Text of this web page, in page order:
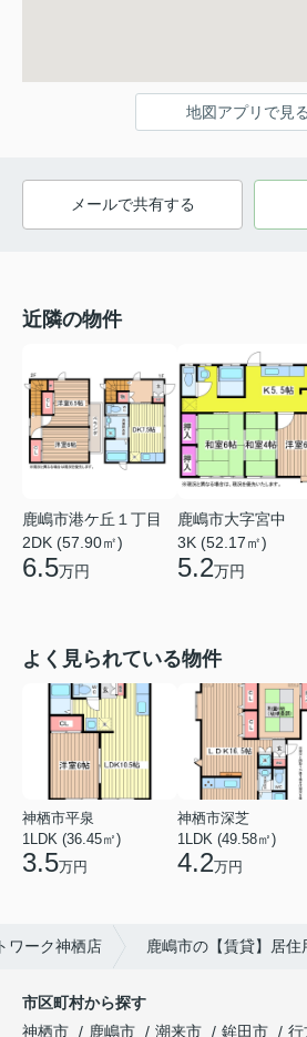
地図アプリで見る
メールで共有する
近隣の物件
鹿嶋市港ケ丘１丁目
2DK (57.90㎡)
6.5万円
鹿嶋市大字宮中
3K (52.17㎡)
5.2万円
よく見られている物件
神栖市平泉
1LDK (36.45㎡)
3.5万円
神栖市深芝
1LDK (49.58㎡)
4.2万円
ワーク神栖店 鹿嶋市の【賃貸】居住
市区町村から探す
神栖市
鹿嶋市 潮来市 鉾田市 行